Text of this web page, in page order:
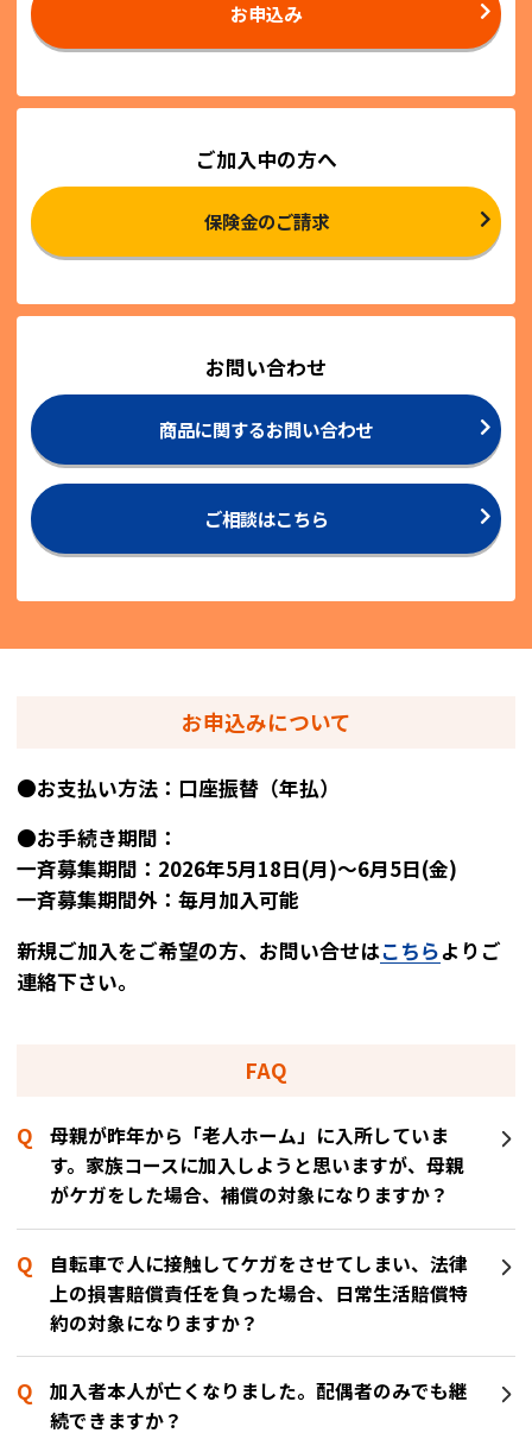
お申込み
ご加入中の方へ
保険金のご請求
お問い合わせ
商品に関するお問い合わせ
ご相談はこちら
お申込みについて
●お支払い方法：口座振替（年払）
●お手続き期間：
一斉募集期間：2026年5月18日(月)～6月5日(金)
一斉募集期間外：毎月加入可能
新規ご加入をご希望の方、お問い合せはこちらよりご
連絡下さい。
FAQ
母親が昨年から「老人ホーム」に入所していま
す。家族コースに加入しようと思いますが、母親
がケガをした場合、補償の対象になりますか？
自転車で人に接触してケガをさせてしまい、法律
上の損害賠償責任を負った場合、日常生活賠償特
約の対象になりますか？
加入者本人が亡くなりました。配偶者のみでも継
続できますか？